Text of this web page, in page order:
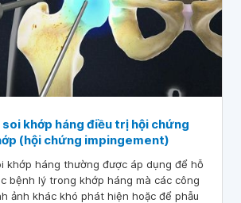
khớp háng điều trị hội chứng
(hội chứng impingement)
khớp háng thường được áp dụng để hỗ
bệnh lý trong khớp háng mà các công
ảnh khác khó phát hiện hoặc để phẫu